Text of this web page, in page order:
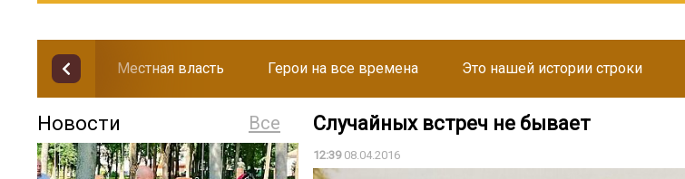
Местная власть Герои на все времена Это нашей истории строки
Все
Новости Случайных встреч не бывает
12:3908.04.2016